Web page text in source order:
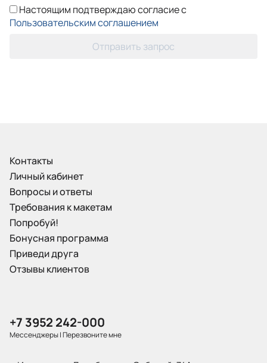
Настоящим подтверждаю согласие с
Пользовательским соглашением
Отправить запрос
Контакты
Личный кабинет
Вопросы и ответы
Требования к макетам
Попробуй!
Бонусная программа
Приведи друга
Отзывы клиентов
+7 3952 242-000
Мессенджеры|Перезвоните мне